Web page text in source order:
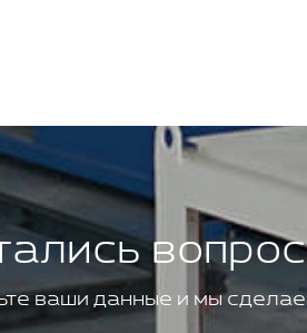
ваши данные и мы